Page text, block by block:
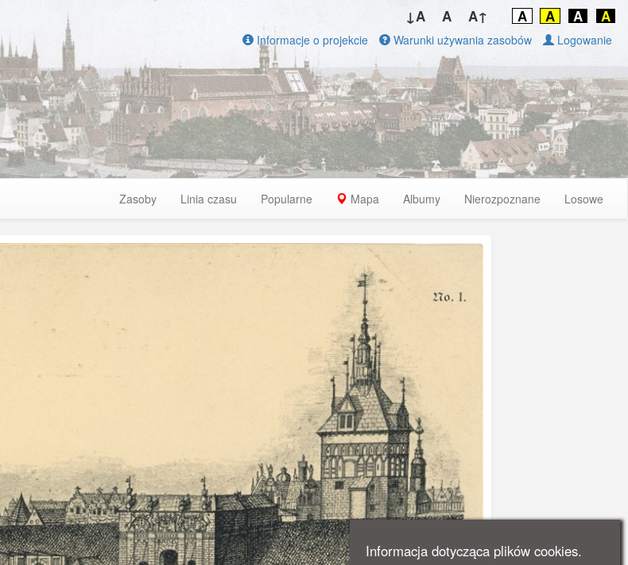
↓A A A↑ A A A A
Informacje o projekcie Warunki używania zasobów Logowanie
Zasoby Linia czasu Popularne Mapa Albumy Nierozpoznane Losowe
Informacja dotycząca plików cookies.